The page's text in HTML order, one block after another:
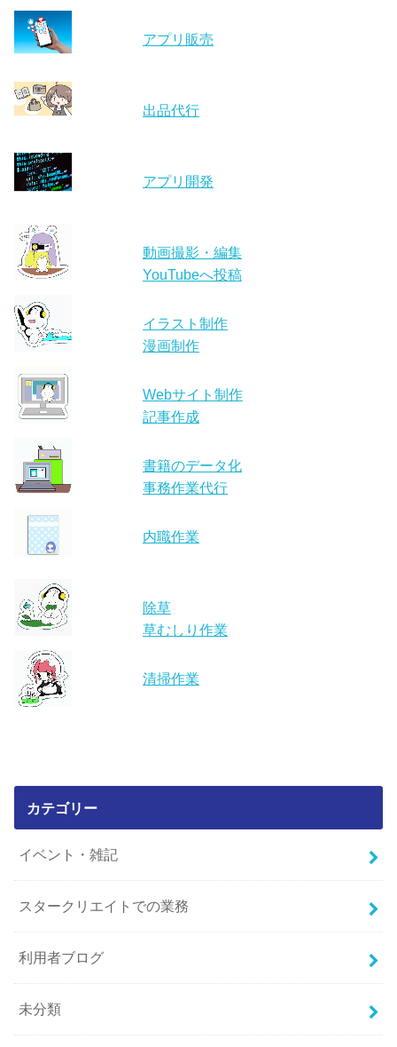
アプリ販売
出品代行
アプリ開発
動画撮影・編集
YouTubeへ投稿
イラスト制作
漫画制作
Webサイト制作
記事作成
書籍のデータ化
事務作業代行
内職作業
除草
草むしり作業
清掃作業
カテゴリー
イベント・雑記
スタークリエイトでの業務
利用者ブログ
未分類